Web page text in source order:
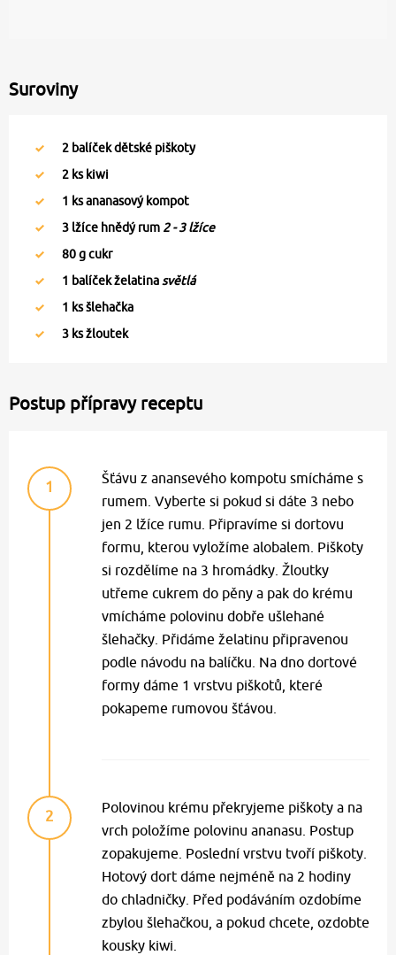
Suroviny
2 balíček dětské piškoty
2 ks kiwi
1 ks ananasový kompot
3 lžíce hnědý rum 2 - 3 lžíce
80g cukr
1 balíček želatina světlá
1 ks šlehačka
3 ks žloutek
Postup přípravy receptu
1
Šťávu z anansevého kompotu smícháme s
rumem. Vyberte si pokud si dáte 3 nebo
jen 2 lžíce rumu. Připravíme si dortovu
formu, kterou vyložíme alobalem. Piškoty
si rozdělíme na 3 hromádky. Žloutky
utřeme cukrem do pěny a pak do krému
vmícháme polovinu dobře ušlehané
šlehačky. Přidáme želatinu připravenou
podle návodu na balíčku. Na dno dortové
formy dáme 1 vrstvu piškotů, které
pokapeme rumovou šťávou.
2
Polovinou krému překryjeme piškoty a na
vrch položíme polovinu ananasu. Postup
zopakujeme. Poslední vrstvu tvoří piškoty.
Hotový dort dáme nejméně na 2 hodiny
do chladničky. Před podáváním ozdobíme
zbylou šlehačkou, a pokud chcete, ozdobte
kousky kiwi.